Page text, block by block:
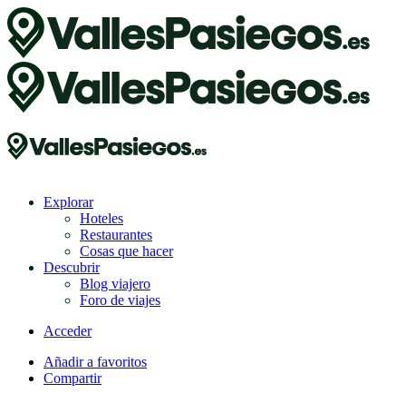
Explorar
Hoteles
Restaurantes
Cosas que hacer
Descubrir
Blog viajero
Foro de viajes
Acceder
Añadir a favoritos
Compartir